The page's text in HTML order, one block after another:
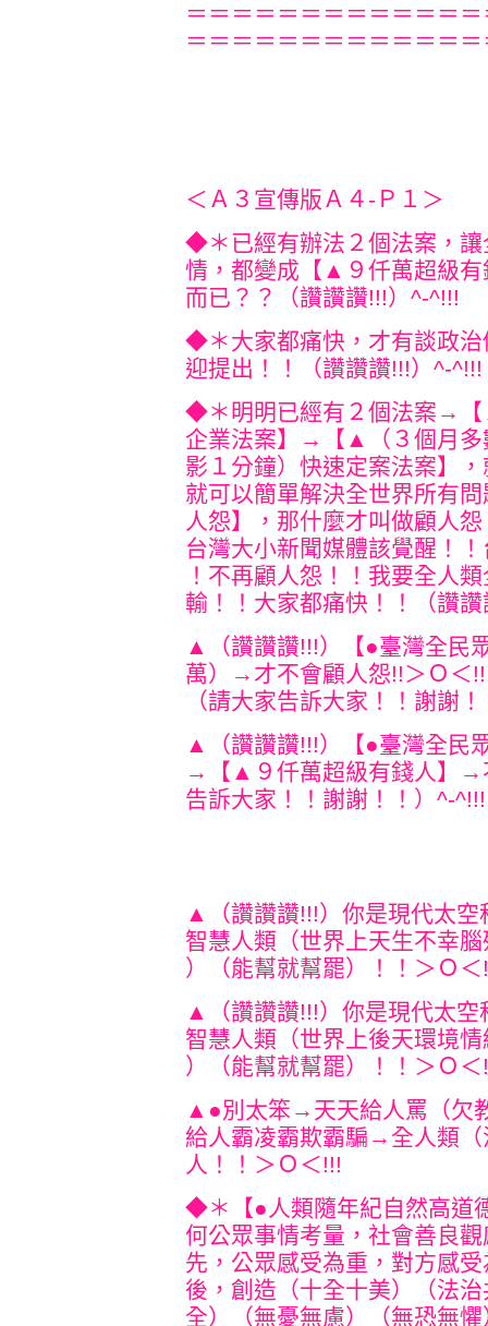
＝＝＝＝＝＝＝＝＝＝＝＝
＝＝＝＝＝＝＝＝＝＝＝＝
＜Ａ３宣傳版Ａ４-Ｐ１＞
◆＊已經有辦法２個法案，讓
情，都變成【▲９仟萬超級有
而已？？（讚讚讚!!!） ^-
◆＊大家都痛快，才有談政治
迎提出！！（讚讚讚!!!） ^-
◆＊明明已經有２個法案→
企業法案】→【▲（３個月多
影１分鐘）快速定案法案】
就可以簡單解決全世界所有
人怨】
，那什麼才叫做顧人
台灣大小新聞媒體該覺醒！
！不再顧人怨！！我要全人
輸！！大家都痛快！！（讚讚
▲（讚讚讚!!!）【●臺灣全民
萬）→才不會顧人怨!!
（請大家告訴大家！！
▲（讚讚讚!!!）【●臺灣全民
→【▲９仟萬超級有錢人】→
告訴大家！！謝謝！！
▲（讚讚讚!!!）你是現代太空
智慧人類（世界上天生不幸
）（能幫就幫罷）！！
▲（讚讚讚!!!）你是現代太空
智慧人類（世界上後天環境
）（能幫就幫罷）！！
▲●別太笨→天天給人罵（欠
給人霸凌霸欺霸騙→全 人類
人！！ ＞Ｏ＜!!!
◆＊【●人類隨年紀自然高道
何公眾事情考量，社會善良
先，公眾感受為重，對方感
後，創造（十全十美）（法
全）（無憂無慮）（無恐無